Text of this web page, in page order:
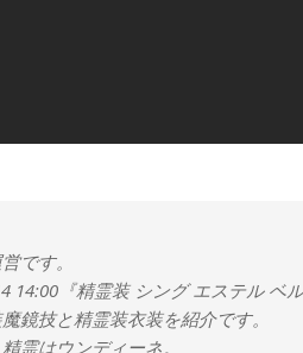
です。
14:00『精霊装 シング エステル ベ
鏡技と精霊装衣装を紹介です。
霊はウンディーネ。